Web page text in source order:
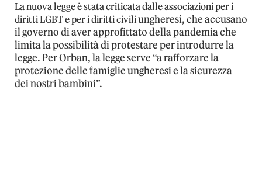
La nuova legge è stata criticata dalle associazioni per i
diritti LGBT e per i diritti civiliungheresi, che accusano
il governo di aver approfittato della pandemia che
limita la possibilità di protestare per introdurre la
legge. Per Orban, la legge serve “a rafforzare la
protezione delle famiglie ungheresi e la sicurezza
dei nostri bambini”.